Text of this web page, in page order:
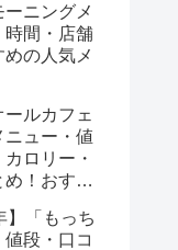
ーニングメ
時間・店舗
めの人気メ
ールカフェ
ニュー・値
ロリー・
！おすす
】「もっち
段・口コ